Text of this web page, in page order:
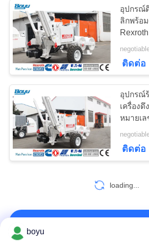
อุปกรณ์สตริงส
อุปกรณ์สายรัด
อุปกรณ์
ลิกพร้อ
ติดต่อ
อุปกรณ์
เครื่องดึ
หมายเล
ติดต่อ
loading...
boyu